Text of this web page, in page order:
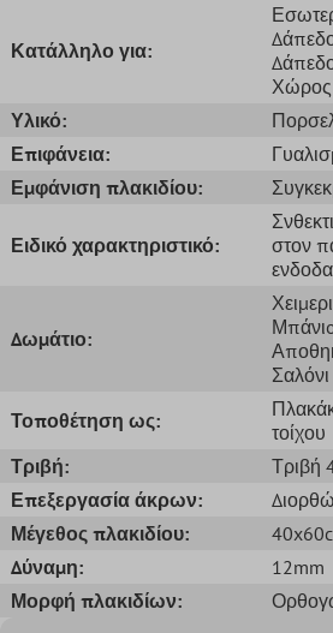
Κατάλληλο για:
Χώρος
Υλικό:
Επιφάνεια:
Εμφάνιση πλακιδίου:
Ειδικό χαρακτηριστικό:
στον
Δωμάτιο:
Σαλόνι
Τοποθέτηση ως:
τοίχου
Τριβή:
Τριβή
Επεξεργασία άκρων:
Μέγεθος πλακιδίου:
Δύναμη:
12mm
Μορφή πλακιδίων: